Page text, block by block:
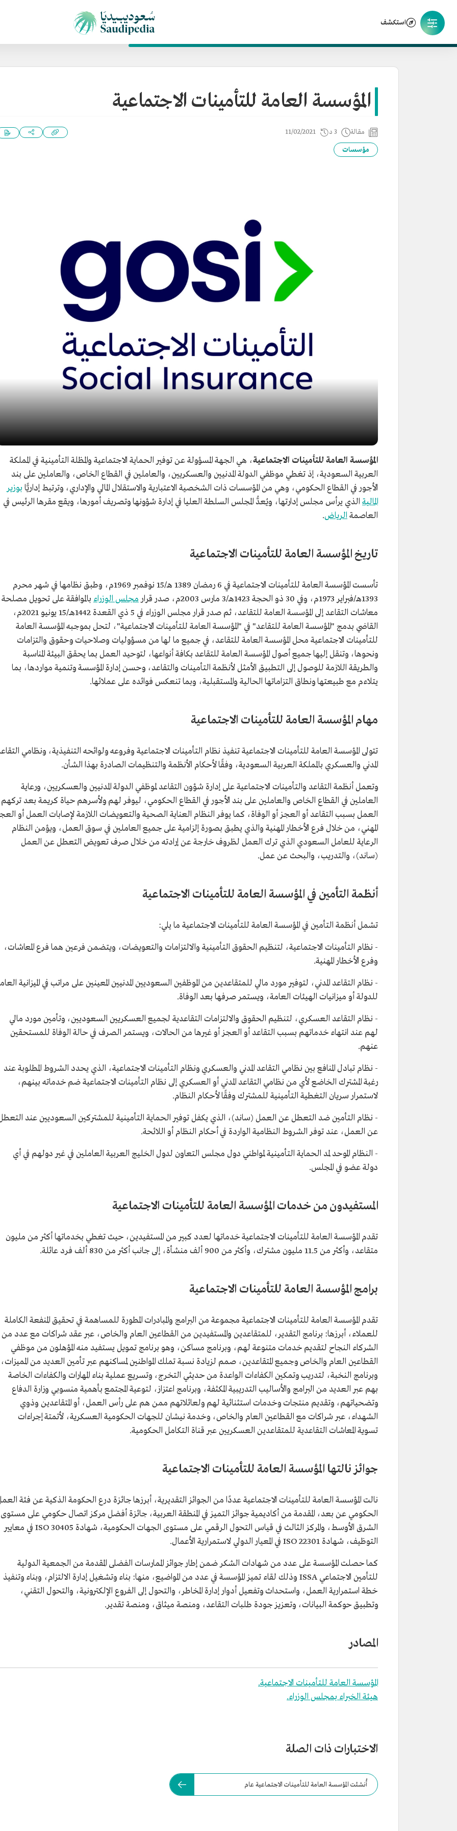
استكشف
المؤسسة العامة للتأمينات الاجتماعية
مقالة 3 د 11/02/2021
مؤسسات
المؤسسة العامة للتأمينات الاجتماعية، هي الجهة المسؤولة عن توفير الحماية الاجتماعية والمظلة التأمينية في المملكة
العربية السعودية، إذ تغطي موظفي الدولة المدنيين والعسكريين، والعاملين في القطاع الخاص، والعاملين على بند
الأجور في القطاع الحكومي، وهي من المؤسسات ذات الشخصية الاعتبارية والاستقلال المالي والإداري، وترتبط إداريًّا بوزير
المالية الذي يرأس مجلس إدارتها، ويُعدُّ المجلس السلطة العليا في إدارة شؤونها وتصريف أمورها، ويقع مقرها الرئيس في
العاصمة الرياض.
تاريخ المؤسسة العامة للتأمينات الاجتماعية
تأسست المؤسسة العامة للتأمينات الاجتماعية في 6 رمضان 1389 هـ/15 نوفمبر 1969م، وطبق نظامها في شهر محرم
1393هـ/فبراير 1973م، وفي 30 ذو الحجة 1423هـ/3 مارس 2003م، صدر قرار
مجلس الوزراء بالموافقة على تحويل مصلحة
معاشات التقاعد إلى المؤسسة العامة للتقاعد، ثم صدر قرار مجلس الوزراء في 5 ذي القعدة 1442هــ/15 يونيو 2021م،
القاضي بدمج "المؤسسة العامة للتقاعد" في "المؤسسة العامة للتأمينات الاجتماعية"، لتحل بموجبه المؤسسة العامة
للتأمينات الاجتماعية محل المؤسسة العامة للتقاعد، في جميع ما لها من مسؤوليات وصلاحيات وحقوق والتزامات
ونحوها، وتنقل إليها جميع أصول المؤسسة العامة للتقاعد بكافة أنواعها، لتوحيد العمل بما يحقق البيئة المناسبة
والطريقة اللازمة للوصول إلى التطبيق الأمثل لأنظمة التأمينات والتقاعد، وحسن إدارة المؤسسة وتنمية مواردها، بما
يتلاءم مع طبيعتها ونطاق التزاماتها الحالية والمستقبلية، وبما تنعكس فوائده على عملائها.
مهام المؤسسة العامة للتأمينات الاجتماعية
تتولى المؤسسة العامة للتأمينات الاجتماعية تنفيذ نظام التأمينات الاجتماعية وفروعه ولوائحه التنفيذية، ونظامي
المدني والعسكري بالمملكة العربية السعودية، وفقًا لأحكام الأنظمة والتنظيمات الصادرة بهذا الشأن.
وتعمل أنظمة التقاعد والتأمينات الاجتماعية على إدارة شؤون التقاعد لموظفي الدولة المدنيين والعسكريين، ورعاية
العاملين في القطاع الخاص والعاملين على بند الأجور في القطاع الحكومي، ليوفر لهم ولأسرهم حياة كريمة بعد تركهم
العمل بسبب التقاعد أو العجز أو الوفاة، كما يوفر النظام العناية الصحية والتعويضات اللازمة لإصابات العمل أو
المهني، من خلال فرع الأخطار المهنية والذي يطبق بصورة إلزامية على جميع العاملين في سوق العمل، ويؤمن النظام
الرعاية للعامل السعودي الذي ترك العمل لظروف خارجة عن إرادته من خلال صرف تعويض التعطل عن العمل
(ساند)، والتدريب، والبحث عن عمل.
أنظمة التأمين في المؤسسة العامة للتأمينات الاجتماعية
تشمل أنظمة التأمين في المؤسسة العامة للتأمينات الاجتماعية ما يلي:
- نظام التأمينات الاجتماعية، لتنظيم الحقوق التأمينية والالتزامات والتعويضات، ويتضمن فرعين هما فرع المعاشات،
وفرع الأخطار المهنية.
- نظام التقاعد المدني، لتوفير مورد مالي للمتقاعدين من الموظفين السعوديين المدنيين المعينين على مراتب في الميزانية
للدولة أو ميزانيات الهيئات العامة، ويستمر صرفها بعد الوفاة.
- نظام التقاعد العسكري، لتنظيم الحقوق والالتزامات التقاعدية لجميع العسكريين السعوديين، وتأمين مورد مالي
لهم عند انتهاء خدماتهم بسبب التقاعد أو العجز أو غيرها من الحالات، ويستمر الصرف في حالة الوفاة للمستحقين
عنهم.
- نظام تبادل المنافع بين نظامي التقاعد المدني والعسكري ونظام التأمينات الاجتماعية، الذي يحدد الشروط المطلوبة عند
رغبة المشترك الخاضع لأي من نظامي التقاعد المدني أو العسكري إلى نظام التأمينات الاجتماعية ضم خدماته بينهم،
لاستمرار سريان التغطية التأمينية للمشترك وفقًا لأحكام النظام.
- نظام التأمين ضد التعطل عن العمل (ساند)، الذي يكفل توفير الحماية التأمينية للمشتركين السعوديين عند
عن العمل، عند توفر الشروط النظامية الواردة في أحكام النظام أو اللائحة.
- النظام الموحد لمد الحماية التأمينية لمواطني دول مجلس التعاون لدول الخليج العربية العاملين في غير دولهم في أي
دولة عضو في المجلس.
المستفيدون من خدمات المؤسسة العامة للتأمينات الاجتماعية
تقدم المؤسسة العامة للتأمينات الاجتماعية خدماتها لعدد كبير من المستفيدين، حيث تغطي بخدماتها أكثر من مليون
متقاعد، وأكثر من 11.5 مليون مشترك، وأكثر من 900 ألف منشأة، إلى جانب أكثر من 830 ألف فرد عائلة.
برامج المؤسسة العامة للتأمينات الاجتماعية
تقدم المؤسسة العامة للتأمينات الاجتماعية مجموعة من البرامج والمبادرات المطورة للمساهمة في تحقيق المنفعة الكاملة
للعملاء، أبرزها: برنامج التقدير، للمتقاعدين والمستفيدين من القطاعين العام والخاص، عبر عقد شراكات مع عدد من
الشركاء النجاح لتقديم خدمات متنوعة لهم، وبرنامج مساكن، وهو برنامج تمويل يستفيد منه المؤهلون من موظفي
القطاعين العام والخاص وجميع المتقاعدين، صمم لزيادة نسبة تملك المواطنين لمساكنهم عبر تأمين العديد من المميزات،
وبرنامج النخبة، لتدريب وتمكين الكفاءات الواعدة من حديثي التخرج، وتسريع عملية بناء المهارات والكفاءات الخاصة
بهم عبر العديد من البرامج والأساليب التدريبية المكثفة، وبرنامج اعتزاز، لتوعية المجتمع بأهمية منسوبي وزارة الدفاع
وتضحياتهم، وتقديم منتجات وخدمات استثنائية لهم ولعائلاتهم ممن هم على رأس العمل، أو المتقاعدين وذوي
الشهداء، عبر شراكات مع القطاعين العام والخاص، وخدمة نيشان للجهات الحكومية العسكرية، لأتمتة إجراءات
تسوية المعاشات التقاعدية للمتقاعدين العسكريين عبر قناة التكامل الحكومية.
جوائز نالتها المؤسسة العامة للتأمينات الاجتماعية
نالت المؤسسة العامة للتأمينات الاجتماعية عددًا من الجوائز التقديرية، أبرزها جائزة درع الحكومة الذكية عن فئة
الحكومي عن بعد، المقدمة من أكاديمية جوائز التميز في المنطقة العربية، جائزة أفضل مركز اتصال حكومي على مستوى
الشرق الأوسط، والمركز الثالث في قياس التحول الرقمي على مستوى الجهات الحكومية، شهادة 30405 ISO في معايير
التوظيف، شهادة 22301 ISO في المعيار الدولي لاستمرارية الأعمال.
كما حصلت المؤسسة على عدد من شهادات الشكر ضمن إطار جوائز الممارسات الفضلى المقدمة من الجمعية الدولية
للتأمين الاجتماعي ISSA وذلك لقاء تميز المؤسسة في عدد من المواضيع، منها: بناء وتشغيل إدارة الالتزام، وبناء وتنفيذ
خطة استمرارية العمل، واستحداث وتفعيل أدوار إدارة المخاطر، والتحول إلى الفروع الإلكترونية، والتحول التقني،
وتطبيق حوكمة البيانات، وتعزيز جودة طلبات التقاعد، ومنصة ميثاق، ومنصة تقدير.
المصادر
المؤسسة العامة للتأمينات الاجتماعية.
هيئة الخبراء بمجلس الوزراء.
الاختبارات ذات الصلة
أُنشئت المؤسسة العامة للتأمينات الاجتماعية عام